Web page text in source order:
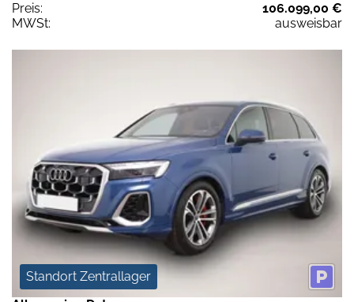
Preis:
106.099,00 €
MWSt:
ausweisbar
Standort Zentrallager